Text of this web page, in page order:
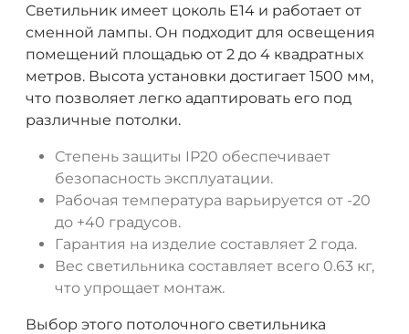
Светильник имеет цоколь E14 и работает от
сменной лампы. Он подходит для освещения
помещений площадью от 2 до 4 квадратных
метров. Высота установки достигает 1500 мм,
что позволяет легко адаптировать его под
различные потолки.
Степень защиты IP20 обеспечивает
безопасность эксплуатации.
Рабочая температура варьируется от -20
до +40 градусов.
Гарантия на изделие составляет 2 года.
Вес светильника составляет всего 0.63 кг,
что упрощает монтаж.
Выбор этого потолочного светильника